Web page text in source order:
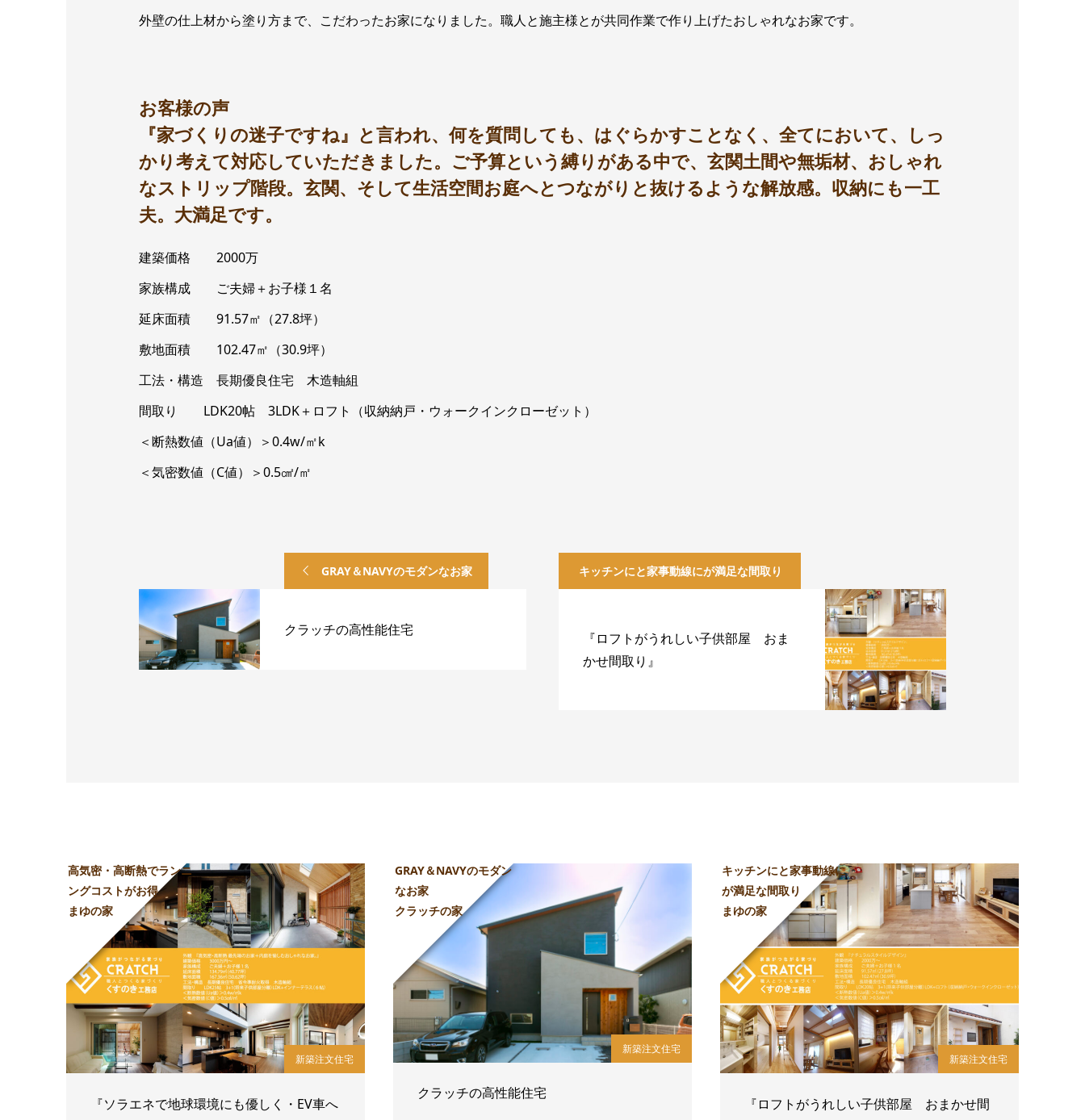
外壁の仕上材から塗り方まで、こだわったお家になりました。職人と施主様とが共同作業で作り上げたおしゃれなお家です。
お客様の声
『家づくりの迷子ですね』と言われ、何を質問しても、はぐらかすことなく、全てにおいて、しっ
かり考えて対応していただきました。ご予算という縛りがある中で、玄関土間や無垢材、おしゃれ
なストリップ階段。玄関、そして生活空間お庭へとつながりと抜けるような解放感。収納にも一工
夫。大満足です。
建築価格 2000万
家族構成 ご夫婦＋お子様１名
延床面積 91.57㎡（27.8坪）
敷地面積 102.47㎡（30.9坪）
工法・構造 長期優良住宅 木造軸組
間取り LDK20帖 3LDK＋ロフト（収納納戸・ウォークインクローゼット）
＜断熱数値（Ua値）＞0.4w/㎡k
＜気密数値（C値）＞0.5㎠/㎡
GRAY＆NAVYのモダンなお家
クラッチの高性能住宅
キッチンにと家事動線にが満足な間取り
『ロフトがうれしい子供部屋 おま
かせ間取り』
高気密・高断熱でランニ
ングコストがお得
まゆの家
新築注文住宅
『ソラエネで地球環境にも優しく・EV車へ
GRAY＆NAVYのモダン
なお家
クラッチの家
新築注文住宅
クラッチの高性能住宅
キッチンにと家事動線に
が満足な間取り
まゆの家
新築注文住宅
『ロフトがうれしい子供部屋 おまかせ間